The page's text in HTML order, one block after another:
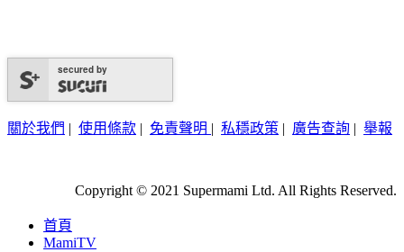
secured by
關於我們 | 使用條款 | 免責聲明 | 私穩政策 | 廣告查詢 | 舉報
Copyright © 2021 Supermami Ltd. All Rights Reserved.
首頁
MamiTV